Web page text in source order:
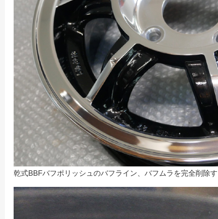
乾式BBFバフポリッシュのバフライン、バフムラを完全削除